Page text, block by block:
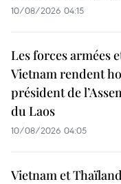
10/08/2026 04:15
Les forces armées
Vietnam rendent
président de
du Laos
10/08/2026 04:05
Vietnam et